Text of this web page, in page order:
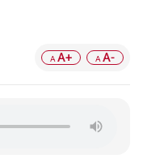
A A+ A A-